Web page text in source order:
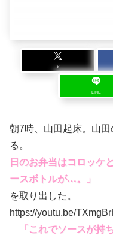
X
LINE
朝7時、山田起床。山
日のお弁当はコロッケ
ースボトルが…。」
を取り出した。
https://youtu.be/
「これでソースが持